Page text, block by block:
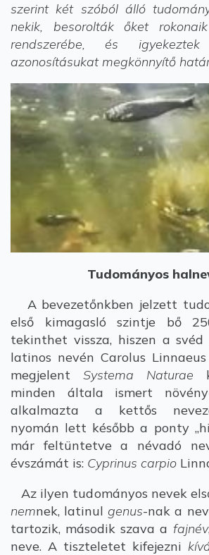
szerint két szóból álló
nekik, besorolták őket
rendszerébe, és
azonosításukat megkönnyítő
Tudományos
A bevezetőnkben jelzett
első kimagasló szintje bő
tekinthet vissza, hiszen a
latinos nevén Carolus
megjelent Systema Naturae
minden általa ismert
alkalmazta a kettős
nyomán lett később a ponty
már feltüntetve a névadó
évszámát is: Cyprinus carpio
Az ilyen tudományos nevek
nemnek, latinul genus-nak a
tartozik, második szava a fajnév
neve. A tiszteletet kifejezni